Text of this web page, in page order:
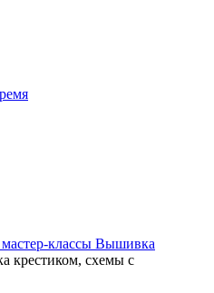
классы Вышивка
крестиком, схемы с